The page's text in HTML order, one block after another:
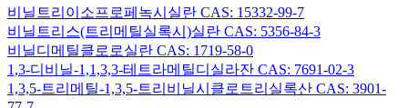
비닐트리이소프로페녹시실란 CAS: 15332-99-7
비닐트리스(트리메틸실록시)실란 CAS: 5356-84-3
비닐디메틸클로로실란 CAS: 1719-58-0
1,3-디비닐-1,1,3,3-테트라메틸디실라잔 CAS: 7691-02-3
1,3,5-트리메틸-1,3,5-트리비닐시클로트리실록산 CAS: 3901-